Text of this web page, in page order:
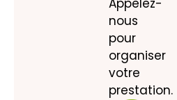
Appelez-
nous
pour
organiser
votre
prestation.